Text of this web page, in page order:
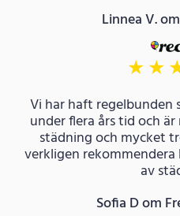
Linnea V.
★★
Vi har haft regelbunden
under flera års tid och
städning och mycket
verkligen
av
Sofia D om